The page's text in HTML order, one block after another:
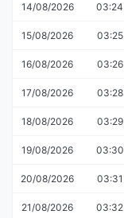
14/08/2026 03:24
15/08/2026 03:25
16/08/2026 03:26
17/08/2026 03:28
18/08/2026 03:29
19/08/2026 03:30
20/08/2026 03:31
21/08/2026 03:32